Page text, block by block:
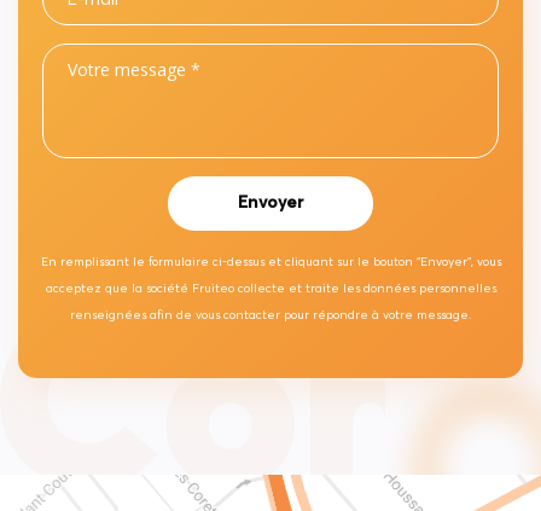
En remplissant le formulaire ci-dessus et cliquant sur le bouton "Envoyer", vous
acceptez que la société Fruiteo collecte et traite les données personnelles
renseignées afin de vous contacter pour répondre à votre message.